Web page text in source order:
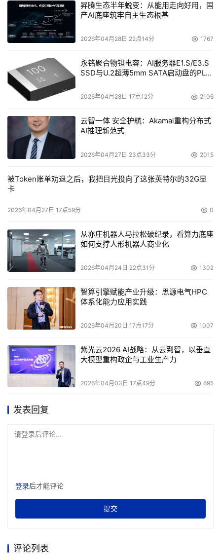
昇腾生态半年蜕变：从能用走向好用，国
产AI底座筑牢自主生态根基
2026年04月28日 22点14分 1767
永铭聚合物钽电容：AI服务器E1.S/E3.S
SSD与U.2超薄5mm SATA启动盘的PLP
2026年04月28日 17点12分 2106
云智一体 安全护航：Akamai重构分布式
AI推理新范式
2026年04月27日 23点33分 2015
被Token账单劝退之后，我把目光投向了这张英特尔的32G显
卡
2026年04月27日 17点59分 0
从亦庄机器人马拉松破纪录，看算力底座
如何支撑人形机器人商业化
2026年04月24日 22点31分 1302
智算引擎赋能产业升级：思源电气HPC
体系化能力应用实践
2026年04月20日 17点17分 1007
紫光云2026 AI战略：从云到智，以垂直
大模型重构政企与工业生产力
2026年04月03日 17点49分 695
发表回复
请登录后评论...
登录后才能评论
提交
评论列表